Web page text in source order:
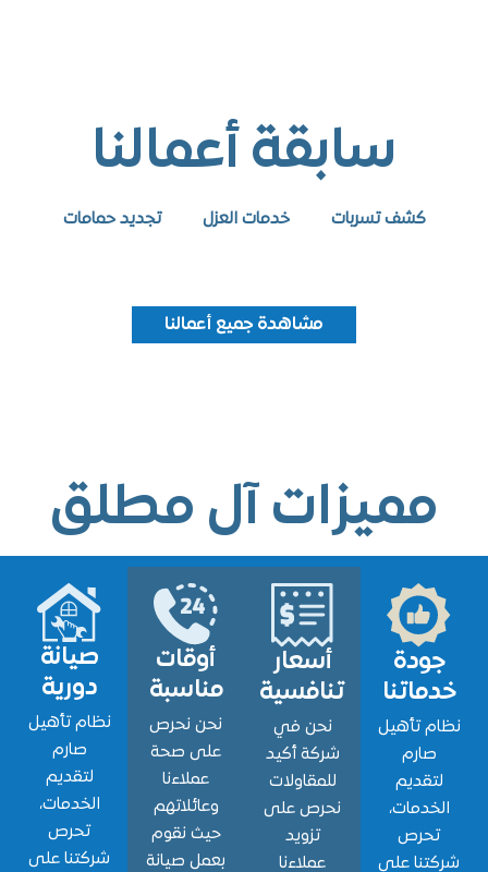
سابقة أعمالنا
كشف تسربات خدمات العزل تجديد حمامات
مشاهدة جميع أعمالنا
آل مطلق
تأهيل
على
أسعار
تنافسية
نحن في
شركة أكيد
للمقاولات
نحرص على
عملاءنا
أوقات
مناسبة
نحن نحرص
على صحة
وعائلاتهم
حيث نقوم
بعمل صيانة
صيانة
دورية
نظام تأهيل
الخدمات،
شركتنا على